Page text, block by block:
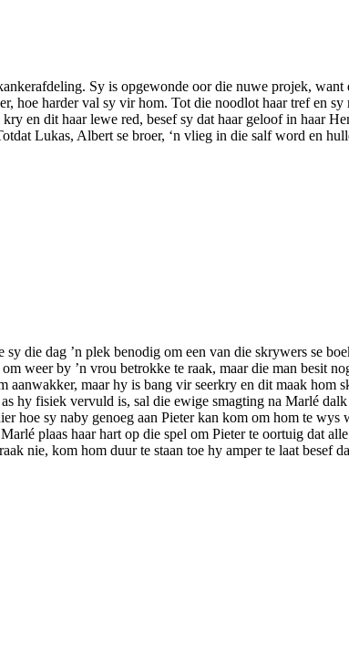
Sy is opgewonde oor die nuwe projek,
hoe harder val sy vir hom. Tot die noodlot haar tref en
en dit haar lewe red, besef sy dat haar geloof in haar
Lukas, Albert se broer, ‘n vlieg in die salf word en
die dag ’n plek benodig om een van die skrywers se
weer by ’n vrou betrokke te raak, maar die man besit
maar hy is bang vir seerkry en dit maak
hy fisiek vervuld is, sal die ewige smagting na Marlé dalk
hoe sy naby genoeg aan Pieter kan kom om hom te
plaas haar hart op die spel om Pieter te oortuig dat
nie, kom hom duur te staan toe hy amper te laat besef